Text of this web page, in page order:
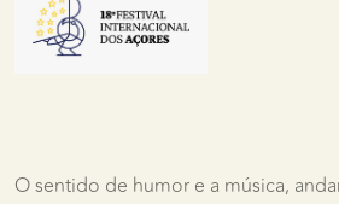
O sentido de humor e a música,